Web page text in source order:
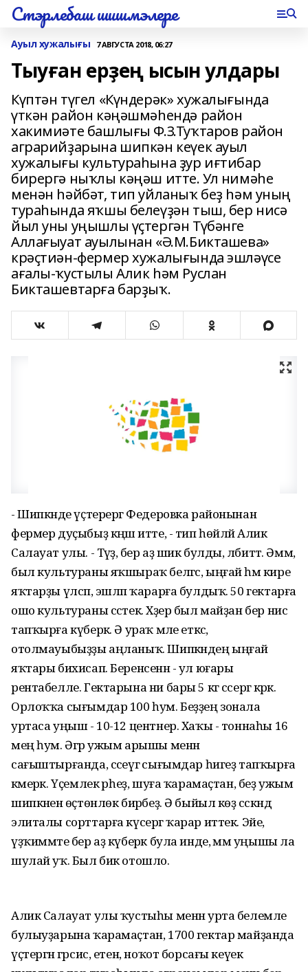
Стэрлебаш шишмэлере
Ауыл хужалығы 7 АВГУСТА 2018, 06:27
Тыуған ерҙең ысын улдары
Күптән түгел «Күндерәк» хужалығында
үткән район кәңәшмәһендә район
хакимиәте башлығы Ф.З.Туҡтаров район
аграрийҙарына шипкән кеүек ауыл
хужалығы культураһына ҙур иғтибар
бирергә ныҡлы кәңәш итте. Ул нимәһе
менән һәйбәт, тип уйланыҡ беҙ һәм уның
тураһында яҡшы белеүҙән тыш, бер нисә
йыл уны уңышлы үҫтергән Түбәнге
Аллағыуат ауылынан «Ә.М.Бикташева»
крәҫтиән-фермер хужалығында эшләүсе
ағалы-ҡустылы Алик һәм Руслан
Бикташевтарға барҙыҡ.
- Шипкәнде үҫтерергә Федеровка районынан
фермер дуҫыбыҙ кәңәш итте, - тип һөйләй Алик
Салауат улы. - Тәүҙә, бер аҙ шик булды, әлбиттә. Әммә,
был культураны яҡшыраҡ белгәс, ыңғай һәм кире
яҡтарҙы үлсәп, эшләп ҡарарға булдыҡ. 50 гектарға
ошо культураны сәстек. Хәҙер был майҙан бер нисә
тапҡырға күберәк. Ә ураҡ мәле еткәс,
отолмауыбыҙҙы аңланыҡ. Шипкәндең ыңғай
яҡтары бихисап. Беренсенән - ул юғары
рентабелле. Гектарына ни бары 5 кг сәсергә кәрәк.
Орлоҡҡа сығымдар 100 һум. Беҙҙең зонала
уртаса уңыш - 10-12 центнер. Хаҡы - тоннаһы 16
мең һум. Әгәр ужым арышы менән
сағыштырғанда, сәсеүгә сығымдар һигеҙ тапҡырға
кәмерәк. Үҫемлек әрһеҙ, шуға ҡарамаҫтан, беҙ ужым
шипкәненә өҫтөнлөк бирәбеҙ. Ә быйыл көҙ сәскәндә
элиталы сорттарға күсергә ҡарар иттек. Эйе,
үҙҡиммәте бер аҙ күберәк була инде, әммә уңышы ла
шулай уҡ. Был бик отошло.
Алик Салауат улы ҡустыһы менән урта белемле
булыуҙарына ҡарамаҫтан, 1700 гектар майҙанда
үҫтергән гәрсис, етен, ноҡот борсағы кеүек